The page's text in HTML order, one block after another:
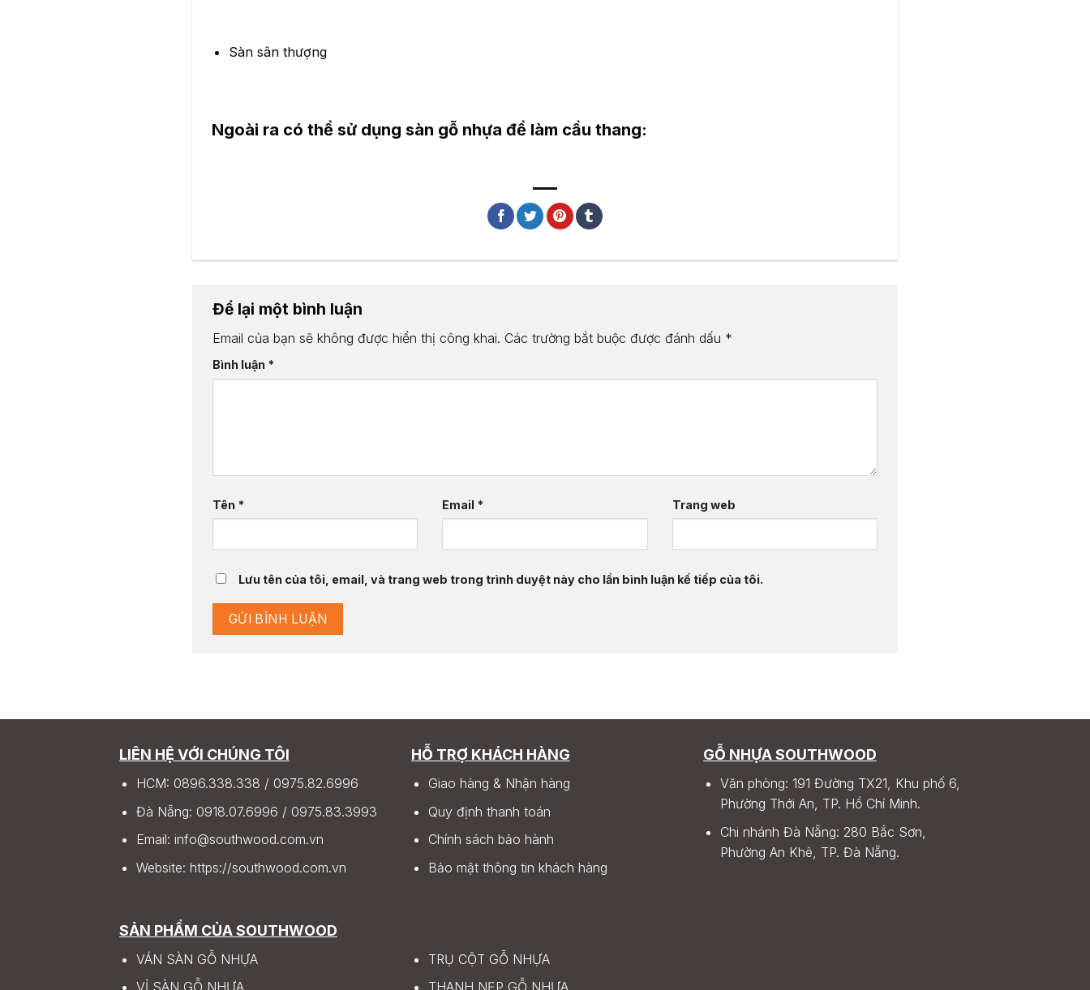
Sàn sân thượng
Ngoài ra có thể sử dụng sàn gỗ nhựa để làm cầu thang:
Để lại một bình luận
Email của bạn sẽ không được hiển thị công khai. Các trường bắt buộc được đánh dấu *
Bình luận *
Tên * Email * Trang web
Lưu tên của tôi, email, và trang web trong trình duyệt này cho lần bình luận kế tiếp của tôi.
LIÊN HỆ VỚI CHÚNG TÔI
HCM: 0896.338.338 / 0975.82.6996
Đà Nẵng: 0918.07.6996 / 0975.83.3993
Email: info@southwood.com.vn
Website: https://southwood.com.vn
HỖ TRỢ KHÁCH HÀNG
Giao hàng & Nhận hàng
Quy định thanh toán
Chính sách bảo hành
Bảo mật thông tin khách hàng
SẢN PHẨM CỦA SOUTHWOOD
VÁN SÀN GỖ NHỰA
TRỤ CỘT GỖ NHỰA
GỖ NHỰA SOUTHWOOD
Văn phòng: 191 Đường TX21, Khu phố 6,
Phường Thới An, TP. Hồ Chí Minh.
Chi nhánh Đà Nẵng: 280 Bắc Sơn,
Phường An Khê, TP. Đà Nẵng.